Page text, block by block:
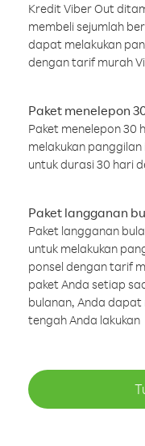
Kredit Viber Out
membeli sejumlah
dapat melakukan
dengan tarif murah
Paket menelepon
Paket menelepon 30
melakukan
untuk durasi 30 hari
Paket langganan
Paket langganan
untuk melakukan
ponsel dengan tarif
paket Anda setiap
bulanan, Anda
tengah Anda lakukan